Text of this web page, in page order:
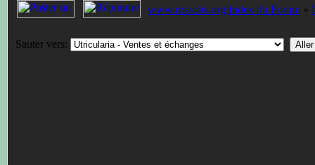
www.rossolis.org Index du Forum »
Sauter vers: